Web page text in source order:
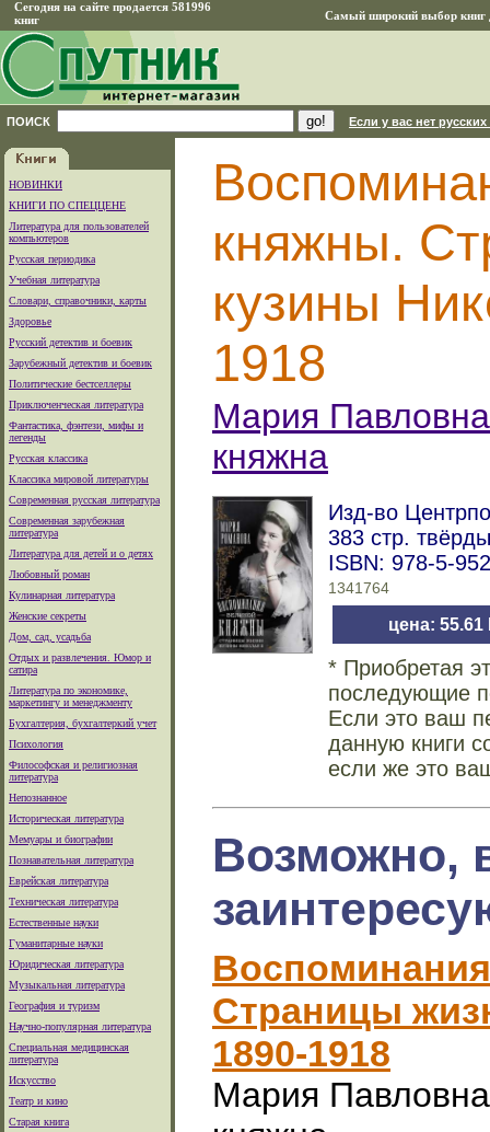
Сегодня на сайте продается 581996
книг
Самый широкий выбор книг
ПОИСК Если у вас нет
НОВИНКИ
КНИГИ ПО СПЕЦЦЕНЕ
Литература для пользователей
компьютеров
Русская периодика
Учебная литература
Словари, справочники, карты
Здоровье
Русский детектив и боевик
Зарубежный детектив и боевик
Политические бестселлеры
Приключенческая литература
Фантастика, фэнтези, мифы и
легенды
Русская классика
Классика мировой литературы
Современная русская литература
Современная зарубежная
литература
Литература для детей и о детях
Любовный роман
Кулинарная литература
Женские секреты
Дом, сад, усадьба
Отдых и развлечения. Юмор и
сатира
Литература по экономике,
маркетингу и менеджменту
Бухгалтерия, бухгалтеркий учет
Психология
Философская и религиозная
литература
Непознанное
Историческая литература
Мемуары и биографии
Познавательная литература
Еврейская литература
Техническая литература
Естественные науки
Гуманитарные науки
Юридическая литература
Музыкальная литература
География и туризм
Научно-популярная литература
Специальная медицинская
литература
Искусство
Театр и кино
Старая книга
княжны.
кузины
1918
Мария
княжна
Изд-во
383 стр.
ISBN: 978-5-
1341764
цена: 55.61
* Приобретая
последующие
Если это ваш
данную книги
если же это
Возможно,
Страницы
1890-1918
Мария